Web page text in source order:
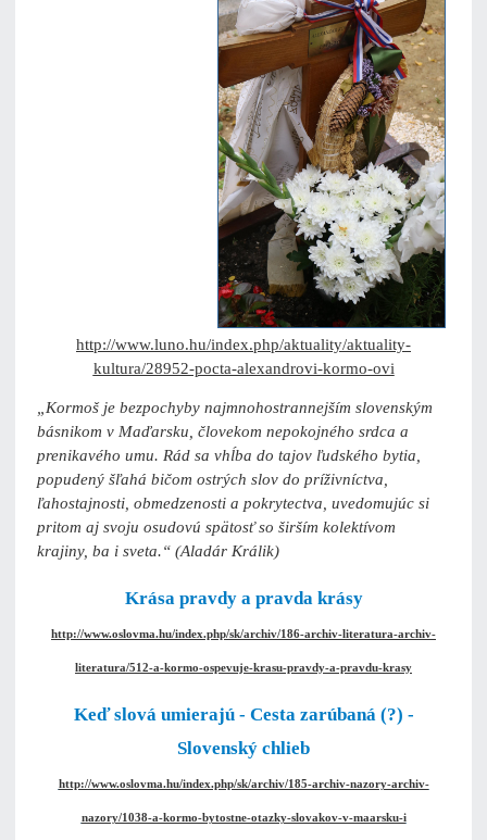
http://www.luno.hu/index.php/aktuality/aktuality-
kultura/28952-pocta-alexandrovi-kormo-ovi
„Kormoš je bezpochyby najmnohostrannejším slovenským
básnikom v Maďarsku, človekom nepokojného srdca a
prenikavého umu. Rád sa vhĺba do tajov ľudského bytia,
popudený šľahá bičom ostrých slov do príživníctva,
ľahostajnosti, obmedzenosti a pokrytectva, uvedomujúc si
pritom aj svoju osudovú spätosť so širším kolektívom
krajiny, ba i sveta.“ (Aladár Králik)
Krása pravdy a pravda krásy
http://www.oslovma.hu/index.php/sk/archiv/186-archiv-literatura-archiv-
literatura/512-a-kormo-ospevuje-krasu-pravdy-a-pravdu-krasy
Keď slová umierajú - Cesta zarúbaná (?) -
Slovenský chlieb
http://www.oslovma.hu/index.php/sk/archiv/185-archiv-nazory-archiv-
nazory/1038-a-kormo-bytostne-otazky-slovakov-v-maarsku-i